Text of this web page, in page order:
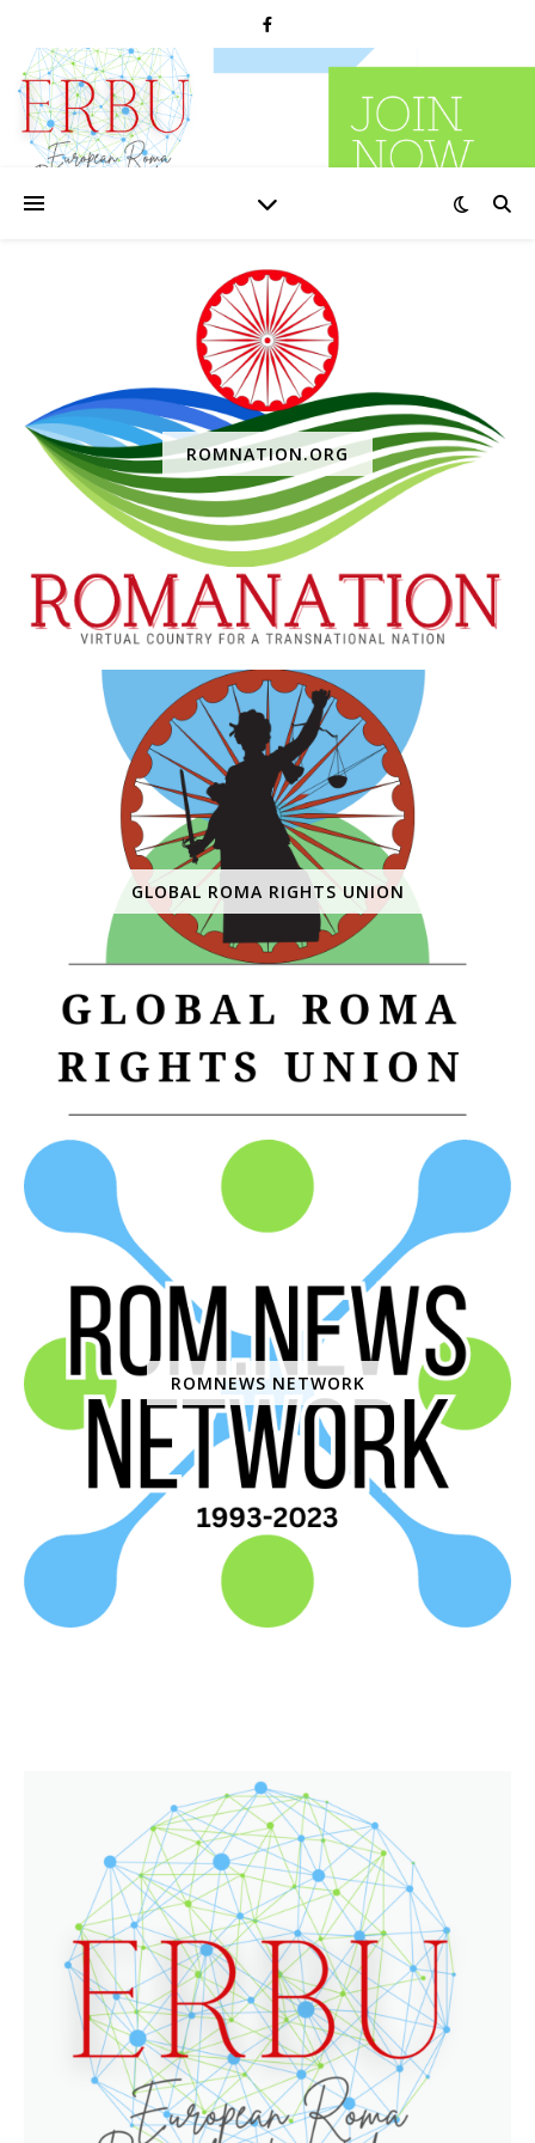
ROMNATION.ORG
GLOBAL ROMA RIGHTS UNION
ROMNEWS NETWORK